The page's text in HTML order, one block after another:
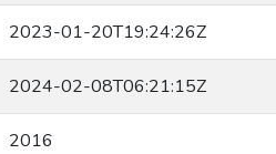
2023-01-20T19:24:26Z
2024-02-08T06:21:15Z
2016